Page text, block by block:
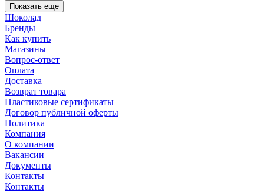
Показать еще
Шоколад
Бренды
Как купить
Магазины
Вопрос-ответ
Оплата
Доставка
Возврат товара
Пластиковые сертификаты
Договор публичной оферты
Политика
Компания
О компании
Вакансии
Документы
Контакты
Контакты